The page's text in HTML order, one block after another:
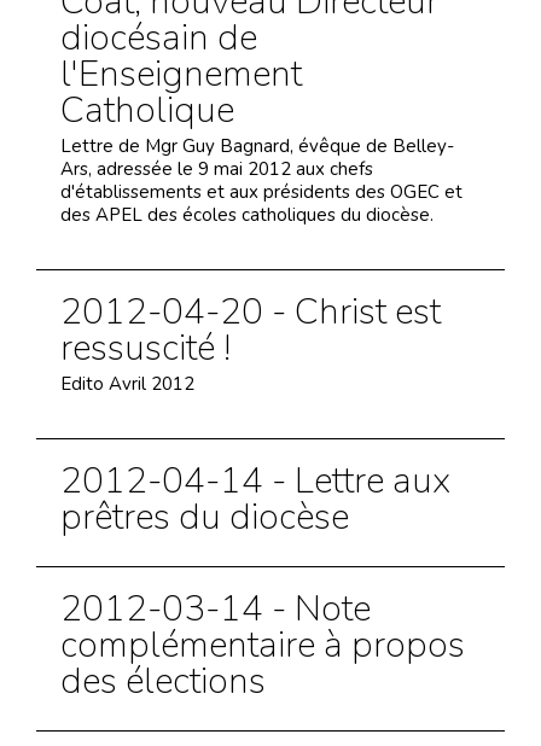
diocésain de
l'Enseignement
Catholique
Lettre de Mgr Guy Bagnard, évêque de Belley-
Ars, adressée le 9 mai 2012 aux chefs
d'établissements et aux présidents des OGEC et
des APEL des écoles catholiques du diocèse.
2012-04-20 - Christ est
ressuscité !
Edito Avril 2012
2012-04-14 - Lettre aux
prêtres du diocèse
2012-03-14 - Note
complémentaire à propos
des élections